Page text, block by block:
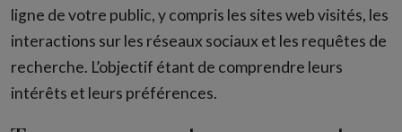
ligne de votre public, y compris les sites web visités, les
interactions sur les réseaux sociaux et les requêtes de
recherche. L’objectif étant de comprendre leurs
intérêts et leurs préférences.